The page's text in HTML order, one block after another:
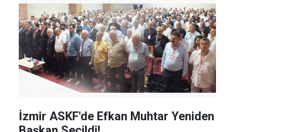
İzmir ASKF'de Efkan Muhtar Yeniden